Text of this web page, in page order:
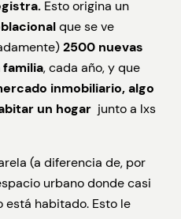
Esto origina un
que se ve
2500 nuevas
familia, cada año, y que
inmobiliario, algo
un hogar junto a lxs
(a diferencia de, por
urbano donde casi
habitado. Esto le